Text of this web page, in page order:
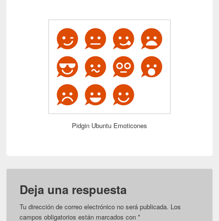
Pidgin Ubuntu Emoticones
Deja una respuesta
Tu dirección de correo electrónico no será publicada. Los
campos obligatorios están marcados con*